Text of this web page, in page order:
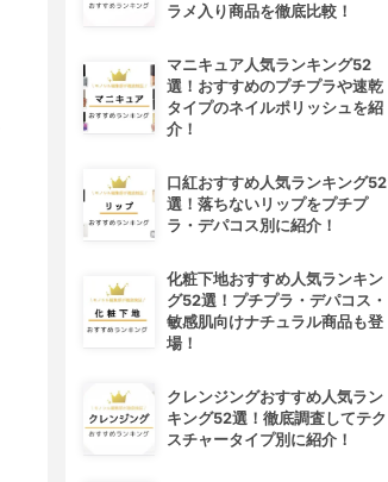
ラメ入り商品を徹底比較！
マニキュア人気ランキング52
選！おすすめのプチプラや速乾
タイプのネイルポリッシュを紹
介！
口紅おすすめ人気ランキング52
選！落ちないリップをプチプ
ラ・デパコス別に紹介！
化粧下地おすすめ人気ランキン
グ52選！プチプラ・デパコス・
敏感肌向けナチュラル商品も登
場！
クレンジングおすすめ人気ラン
キング52選！徹底調査してテク
スチャータイプ別に紹介！